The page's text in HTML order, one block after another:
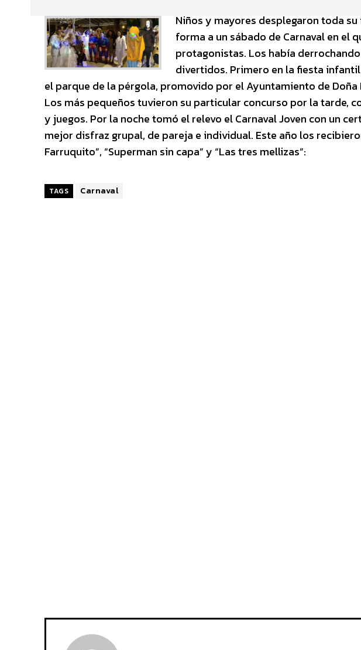
Niños y mayores desplegaron toda
forma a un sábado de Carnaval en el
protagonistas. Los había
divertidos. Primero en la fiesta
el parque de la pérgola, promovido por el Ayuntamiento de
Los más pequeños tuvieron su particular concurso por la tarde,
y juegos. Por la noche tomó el relevo el Carnaval Joven con un
mejor disfraz grupal, de pareja e individual. Este año los
Farruquito”, “Superman sin capa” y “Las tres mellizas”:
TAGS Carnaval